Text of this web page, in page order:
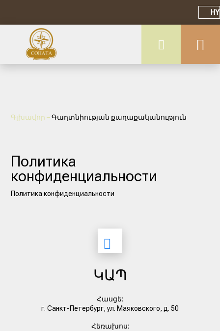
HY
Գլխավոր–Գաղտնիության քաղաքականություն
Политика
конфиденциальности
Политика конфиденциальности
ԿԱՊ
Հասցե:
г. Санкт-Петербург, ул. Маяковского, д. 50
Հեռախոս: